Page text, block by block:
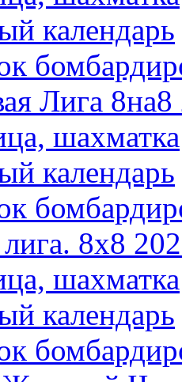
календарь
Лига
шахматка
календарь
8x8
шахматка
календарь